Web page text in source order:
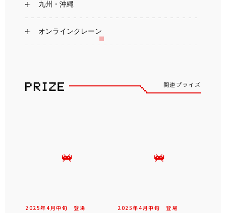
九州・沖縄
オンラインクレーン
関連プライズ
2025年4 月中旬 登場 2025年4 月中旬 登場